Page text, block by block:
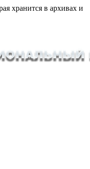
хранится в архивах и